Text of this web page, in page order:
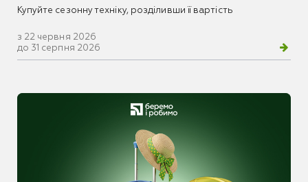
Купуйте сезонну техніку, розділивши її вартість
з 22 червня 2026
до 31 серпня 2026